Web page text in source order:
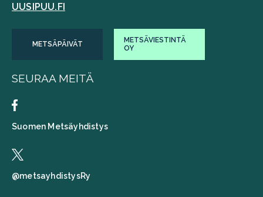
UUSIPUU.FI
METSÄPÄIVÄT
METSÄVIESTINTÄ
OY
SEURAA MEITÄ
Suomen Metsäyhdistys
@metsayhdistysRy